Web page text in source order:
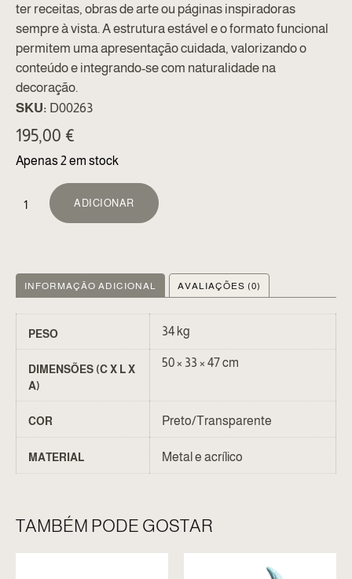
ter receitas, obras de arte ou páginas inspiradoras
sempre à vista. A estrutura estável e o formato funcional
permitem uma apresentação cuidada, valorizando o
conteúdo e integrando-se com naturalidade na
decoração.
SKU: D00263
195,00 €
Apenas 2 em stock
ADICIONAR
INFORMAÇÃO ADICIONAL AVALIAÇÕES (0)
PESO 34 kg
DIMENSÕES (C X L X
A)
50 × 33 × 47 cm
COR Preto/Transparente
MATERIAL Metal e acrílico
TAMBÉM PODE GOSTAR